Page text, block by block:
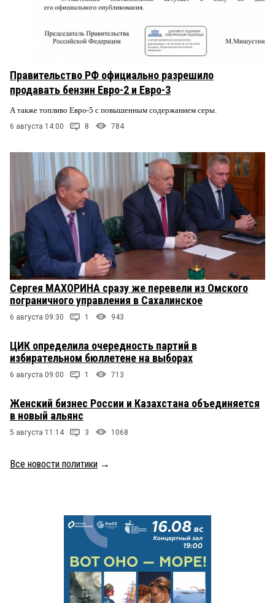
Правительство РФ официально разрешило
продавать бензин Евро-2 и Евро-3
А также топливо Евро-5 с повышенным содержанием серы.
6 августа 14:00 8 784
Сергея МАХОРИНА сразу же перевели из Омского
пограничного управления в Сахалинское
6 августа 09:30 1 943
ЦИК определила очередность партий в
избирательном бюллетене на выборах
6 августа 09:00 1 713
Женский бизнес России и Казахстана объединяется
в новый альянс
5 августа 11:14 3 1068
Все новости политики →